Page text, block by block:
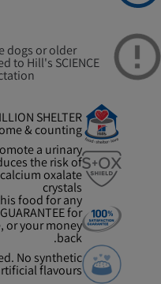
dogs or older
to Hill's SCIENCE
.
SHELTER
& counting
a urinary
the risk of
oxalate
crystals
food for any
for
or your money
back.
No synthetic
flavours.